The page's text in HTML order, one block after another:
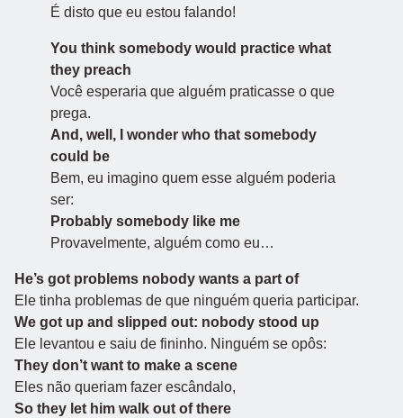
É disto que eu estou falando!
You think somebody would practice what
they preach
Você esperaria que alguém praticasse o que
prega.
And, well, I wonder who that somebody
could be
Bem, eu imagino quem esse alguém poderia
ser:
Probably somebody like me
Provavelmente, alguém como eu…
He’s got problems nobody wants a part of
Ele tinha problemas de que ninguém queria participar.
We got up and slipped out: nobody stood up
Ele levantou e saiu de fininho. Ninguém se opôs:
They don’t want to make a scene
Eles não queriam fazer escândalo,
So they let him walk out of there